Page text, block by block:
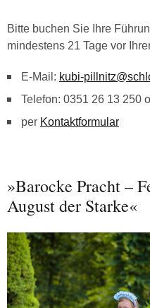
Bitte buchen Sie Ihre
mindestens 21 Tage vor
E-Mail: kubi-
Telefon: 0351 26 13 250
per Kontaktformular
»Barocke Pracht –
August der Starke«